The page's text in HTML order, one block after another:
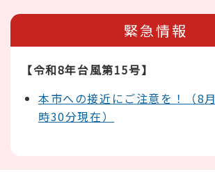
緊急情報
【令和8年台風第15号】
本市への接近にご注意を！（8
時30分現在）